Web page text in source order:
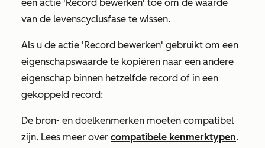
een actie 'Record bewerken' toe om de waarde
van de levenscyclusfase te wissen.
Als u de actie 'Record bewerken' gebruikt om een
eigenschapswaarde te kopiëren naar een andere
eigenschap binnen hetzelfde record of in een
gekoppeld record:
De bron- en doelkenmerken moeten compatibel
zijn. Lees meer over compatibele kenmerktypen.